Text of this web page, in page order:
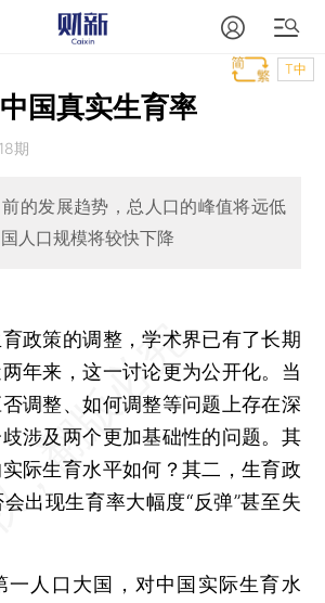
T中
国真实生育率
期
的发展趋势，总人口的峰值将远低
人口规模将较快下降
策的调整，学术界已有了长期
年来，这一讨论更为公开化。当
调整、如何调整等问题上存在深
涉及两个更加基础性的问题。其
际生育水平如何？其二，生育政
出现生育率大幅度“反弹”甚至失
人口大国，对中国实际生育水